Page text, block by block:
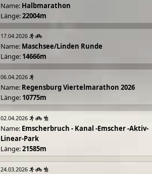
Name: Halbmarathon
Länge:22004m
17.04.2026
Name: Maschsee/Linden Runde
Länge: 14666m
06.04.2026
Name: Regensburg Viertelmarathon 2026
Länge: 10775m
02.04.2026
Name: Emscherbruch - Kanal -Emscher -Aktiv-
Linear-Park
Länge:21585m
24.03.2026